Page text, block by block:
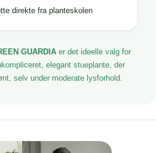
direkte fra planteskolen
GUARDIAer det ideelle valg for
elegant stueplante, der
selv under moderate lysforhold.